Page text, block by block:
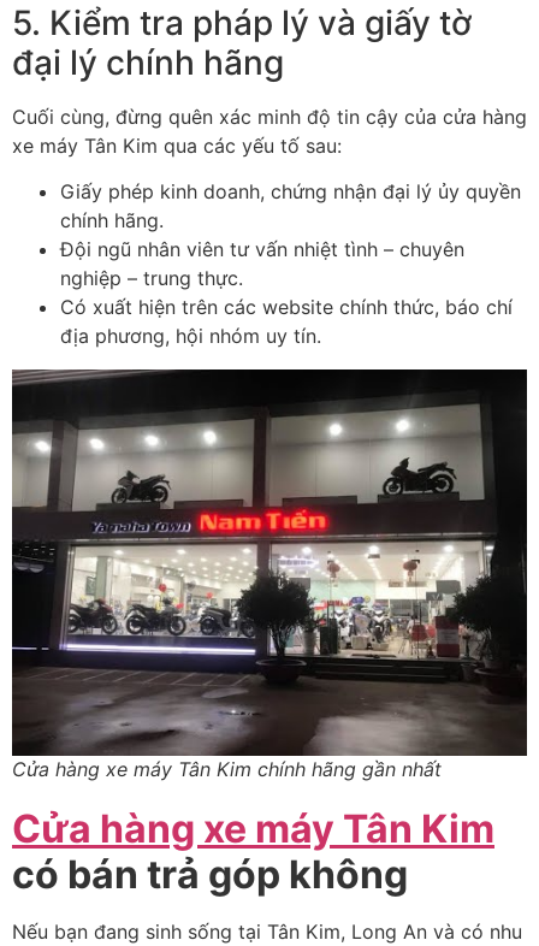
5. Kiểm tra pháp lý và giấy tờ
đại lý chính hãng
Cuối cùng, đừng quên xác minh độ tin cậy của cửa hàng
xe máy Tân Kim qua các yếu tố sau:
Giấy phép kinh doanh, chứng nhận đại lý ủy quyền
chính hãng.
Đội ngũ nhân viên tư vấn nhiệt tình – chuyên
nghiệp – trung thực.
Có xuất hiện trên các website chính thức, báo chí
địa phương, hội nhóm uy tín.
Cửa hàng xe máy Tân Kim chính hãng gần nhất
Cửa hàng xe máy Tân Kim
có bán trả góp không
Nếu bạn đang sinh sống tại Tân Kim, Long An và có nhu